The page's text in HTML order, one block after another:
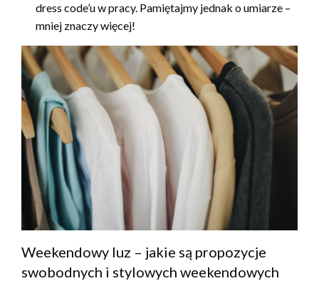
dress code’u w pracy. Pamiętajmy jednak o umiarze –
mniej znaczy więcej!
Weekendowy luz – jakie są propozycje
swobodnych i stylowych weekendowych